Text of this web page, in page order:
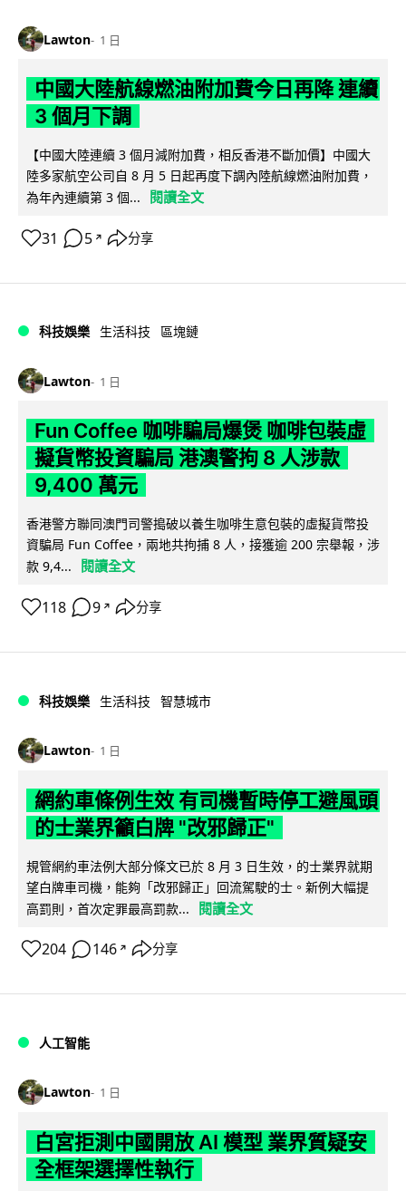
Lawton 1 日
中國大陸航線燃油附加費今日再降 連續
3 個月下調
【中國大陸連續 3 個月減附加費，相反香港不斷加價】中國大
陸多家航空公司自 8 月 5 日起再度下調內陸航線燃油附加費，
為年內連續第 3 個...
閱讀全文
31 5 ↗ 分享
科技娛樂 生活科技 區塊鏈
Lawton 1 日
Fun Coffee 咖啡騙局爆煲 咖啡包裝虛
擬貨幣投資騙局 港澳警拘 8 人涉款
9,400 萬元
香港警方聯同澳門司警搗破以養生咖啡生意包裝的虛擬貨幣投
資騙局 Fun Coffee，兩地共拘捕 8 人，接獲逾 200 宗舉報，涉
款 9,4...
閱讀全文
118 9 ↗ 分享
科技娛樂 生活科技 智慧城市
Lawton 1 日
網約車條例生效 有司機暫時停工避風頭
的士業界籲白牌 "改邪歸正"
規管網約車法例大部分條文已於 8 月 3 日生效，的士業界就期
望白牌車司機，能夠「改邪歸正」回流駕駛的士。新例大幅提
高罰則，首次定罪最高罰款...
閱讀全文
204 146 ↗ 分享
人工智能
Lawton 1 日
白宮拒測中國開放 AI 模型 業界質疑安
全框架選擇性執行